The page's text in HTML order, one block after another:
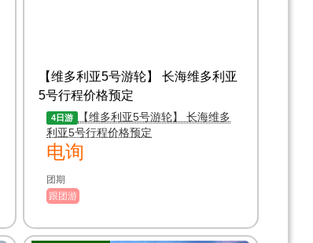
【维多利亚5号游轮】 长海维多利亚
5号行程价格预定
4日游
【维多利亚5号游轮】 长海维多
利亚5号行程价格预定
电询
团期
跟团游